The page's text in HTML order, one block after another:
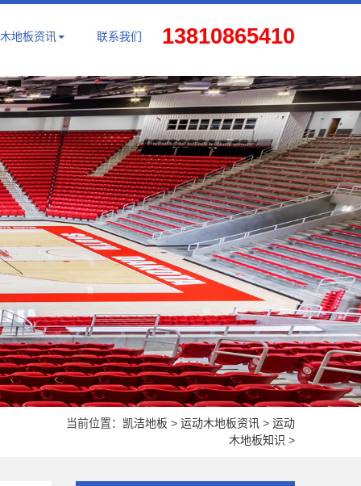
地板资讯 联系我们 13810865410
当前位置： 凯洁地板 > 运动木地板资讯 > 运动
木地板知识 >